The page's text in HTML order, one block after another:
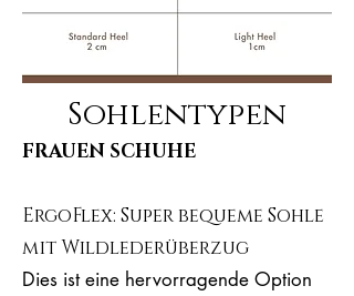
Sohlentypen
FRAUEN SCHUHE
ErgoFlex: Super bequeme Sohle
mit Wildlederüberzug
Dies ist eine hervorragende Option